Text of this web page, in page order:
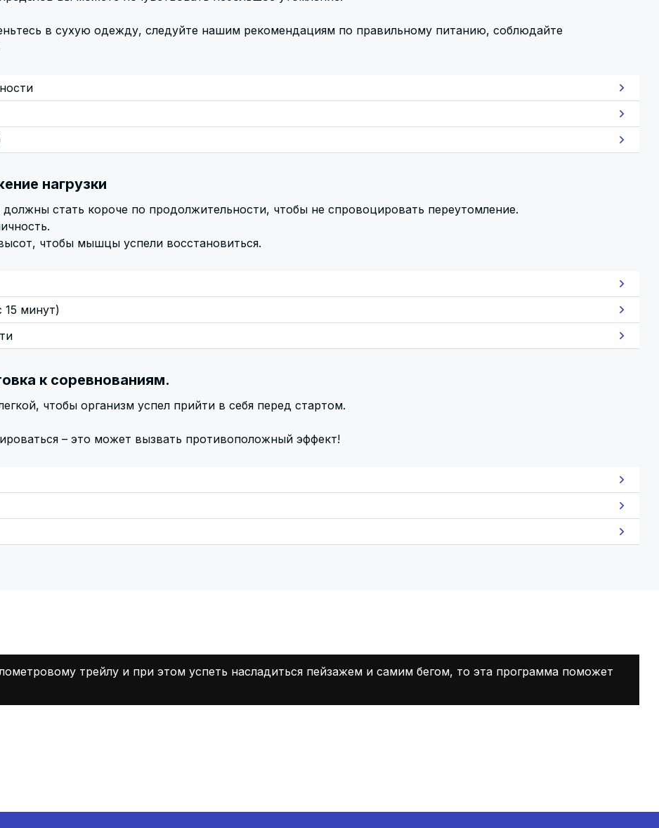
в сухую одежду, следуйте нашим рекомендациям по правильному питанию, соблюдайте
нагрузки
стать короче по продолжительности, чтобы не спровоцировать переутомление.
чтобы мышцы успели восстановиться.
15 минут)
к соревнованиям.
чтобы организм успел прийти в себя перед стартом.
– это может вызвать противоположный эффект!
трейлу и при этом успеть насладиться пейзажем и самим бегом, то эта программа поможет